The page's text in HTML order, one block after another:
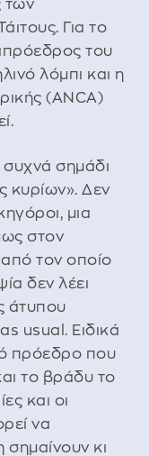
των
Για το
του
λόμπι και η
(ANCA)
συχνά σημάδι
κυρίων». Δεν
μια
στον
τον οποίο
δεν λέει
άτυπου
usual. Ειδικά
πρόεδρο που
το βράδυ το
και οι
να
κι